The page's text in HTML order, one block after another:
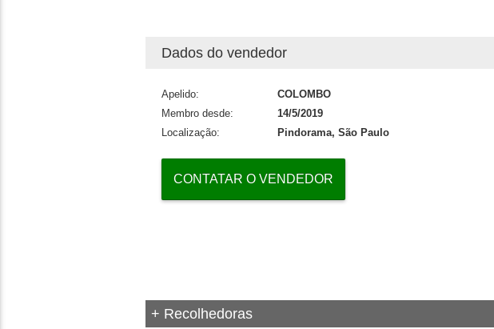
Dados do vendedor
Apelido:
COLOMBO
Membro desde:
14/5/2019
Localização:
Pindorama, São Paulo
CONTATAR O VENDEDOR
+ Recolhedoras